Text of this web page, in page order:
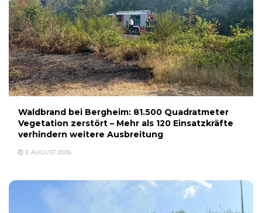
Waldbrand bei Bergheim: 81.500 Quadratmeter
Vegetation zerstört – Mehr als 120 Einsatzkräfte
verhindern weitere Ausbreitung
3. AUGUST 2026